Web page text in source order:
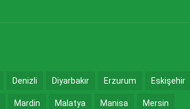
Denizli Diyarbakır Erzurum Eskişehir
Mardin Malatya Manisa Mersin